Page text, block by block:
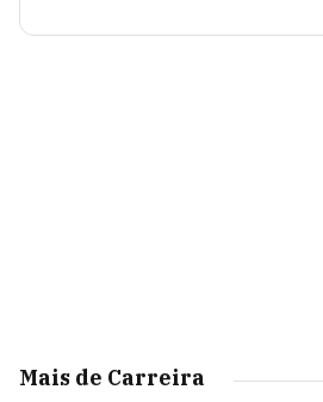
Mais de Carreira